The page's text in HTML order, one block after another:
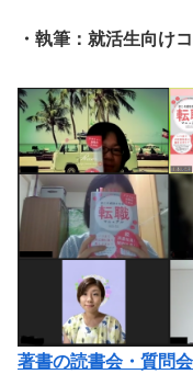
・執筆：就活生向け
著書の読書会・質問